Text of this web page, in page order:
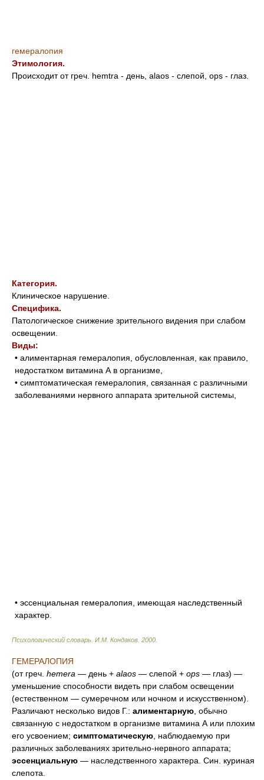
гемералопия
Этимология.
Происходит от греч. hemtra - день, аlаos - слепой, ops - глаз.
Категория.
Клиническое нарушение.
Специфика.
Патологическое снижение зрительного видения при слабом
освещении.
Виды:
• алиментарная гемералопия, обусловленная, как правило,
недостатком витамина А в организме,
• симптоматическая гемералопия, связанная с различными
заболеваниями нервного аппарата зрительной системы,
• эссенциальная гемералопия, имеющая наследственный
характер.
Психологический словарь И.М. Кондаков 2000
ГЕМЕРАЛОПИЯ
(от греч. hemera — день + alaos — слепой + ops — глаз) —
уменьшение способности видеть при слабом освещении
(естественном — сумеречном или ночном и искусственном).
Различают несколько видов Г.: алиментарную , обычно
связанную с недостатком в организме витамина А или плохим
его усвоением; симптоматическую , наблюдаемую при
различных заболеваниях зрительно-нервного аппарата;
эссенциальную — наследственного характера. Син. куриная
слепота.